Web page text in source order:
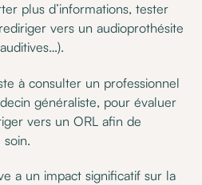
plus d’informations, tester
vers un audioprothésite
à consulter un professionnel
généraliste, pour évaluer
vers un ORL afin de
a un impact significatif sur la